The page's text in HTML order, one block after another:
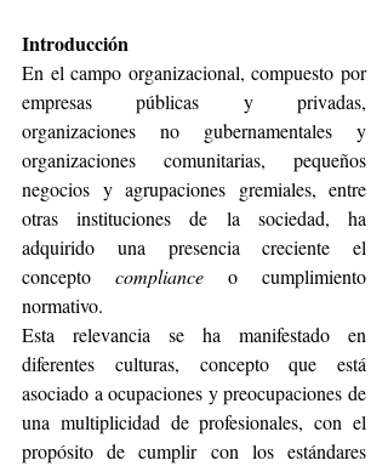
Introducción
En el campo organizacional, compuesto por
empresas públicas y privadas,
organizaciones no gubernamentales y
organizaciones comunitarias, pequeños
negocios y agrupaciones gremiales, entre
otras instituciones de la sociedad, ha
adquirido una presencia creciente el
concepto compliance o cumplimiento
normativo.
Esta relevancia se ha manifestado en
diferentes culturas, concepto que está
asociado a ocupaciones y preocupaciones de
una multiplicidad de profesionales, con el
propósito de cumplir con los estándares